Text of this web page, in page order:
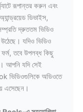
রূপান্তর করুন এবং
ডিভাইস,
দ্রুততম ভিডিও
যদিও ভিডিও
ফর্ম, তবে উপলব্ধ কিছু
আপনি যদি সেই
ভিডিওগুলিকে অডিওতে
এসেছেন।